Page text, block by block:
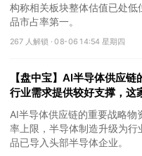
构称相关板块整体估值已处
品市占率第一。
267 人解锁 ·08-06 14:54 星期四
【盘中宝】AI半导体供应
行业需求提供较好支撑，这
业
AI半导体供应链的重要战略物
率上限，半导体制造升级为
品已导入头部半导体企业。